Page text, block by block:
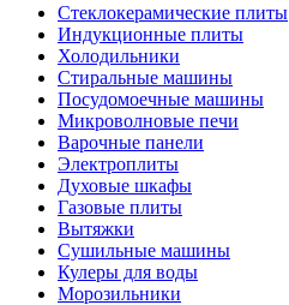
Стеклокерамические плиты
Индукционные плиты
Холодильники
Стиральные машины
Посудомоечные машины
Микроволновые печи
Варочные панели
Электроплиты
Духовые шкафы
Газовые плиты
Вытяжки
Сушильные машины
Кулеры для воды
Морозильники